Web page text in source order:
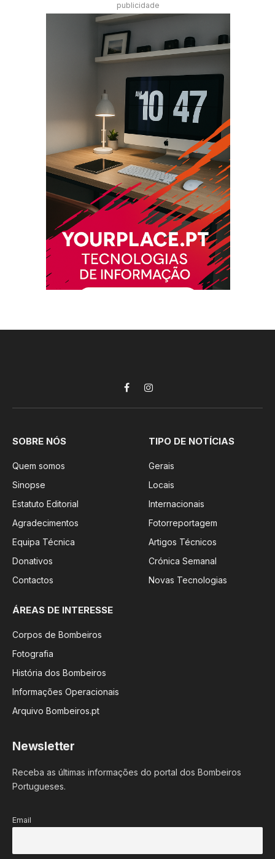
publicidade
FacebookInstagram
SOBRE NÓS
Quem somos
Sinopse
Estatuto Editorial
Agradecimentos
Equipa Técnica
Donativos
Contactos
TIPO DE NOTÍCIAS
Gerais
Locais
Internacionais
Fotorreportagem
Artigos Técnicos
Crónica Semanal
Novas Tecnologias
ÁREAS DE INTERESSE
Corpos de Bombeiros
Fotografia
História dos Bombeiros
Informações Operacionais
Arquivo Bombeiros.pt
Newsletter
Receba as últimas informações do portal dos Bombeiros
Portugueses.
Email